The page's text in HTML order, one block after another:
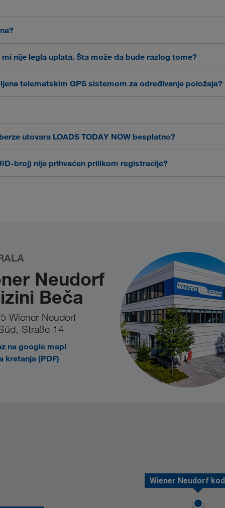
likvidnost putem još bržih i fleksibilnih rokova plaćanja. Više
nije legla uplata. Šta može da bude razlog tome?
trenutak, molimo Vas da koristite našformular za kontakt
telematskim GPS sistemom za određivanje položaja?
i za najbolju moguću iskorišćenost Vaših vozila. Ukoliko
TODAYpodPodešavanja ). Bez GPS veze, neće se
utovara LOADS TODAY NOW besplatno?
broj) nije prihvaćen prilikom registracije?
Neudorf
Beča
Wiener Neudorf
Straße 14
na google mapi
kretanja (PDF)
Wiener Neudorf